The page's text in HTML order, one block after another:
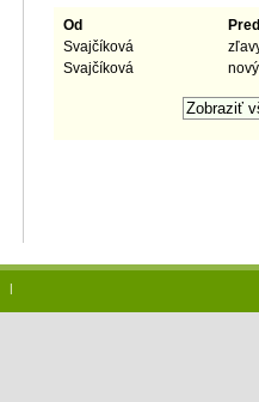
Od
Svajčíková
Svajčíková
|